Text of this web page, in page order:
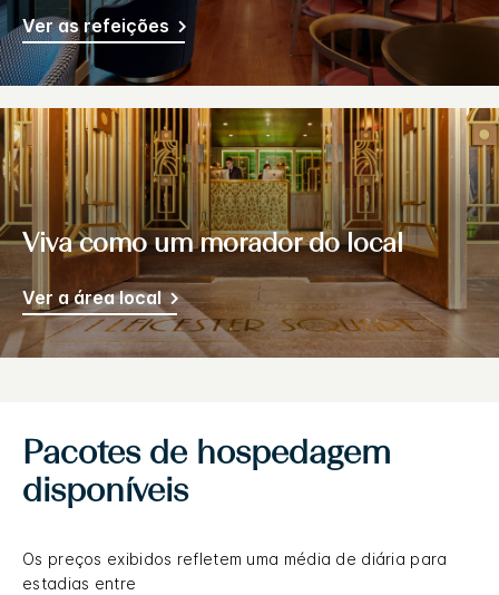
Ver as refeições
Viva como um morador do local
Ver a área local
Pacotes de hospedagem
disponíveis
Os preços exibidos refletem uma média de diária para
estadias entre